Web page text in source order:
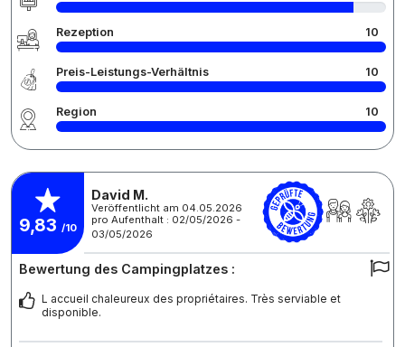
Rezeption 10
Preis-Leistungs-Verhältnis 10
Region 10
9,83 /10
David M.
Veröffentlicht am 04.05.2026
pro Aufenthalt : 02/05/2026 -
03/05/2026
Bewertung des Campingplatzes :
L accueil chaleureux des propriétaires. Très serviable et
disponible.